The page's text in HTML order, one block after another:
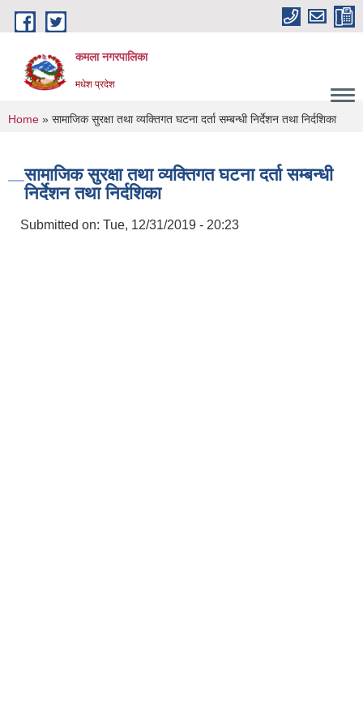
Skip to main content
कमला नगरपालिका
मधेश प्रदेश
You are here
Home » सामाजिक सुरक्षा तथा व्यक्तिगत घटना दर्ता सम्बन्धी निर्देशन तथा निर्दशिका
सामाजिक सुरक्षा तथा व्यक्तिगत घटना दर्ता सम्बन्धी
निर्देशन तथा निर्दशिका
Submitted on: Tue, 12/31/2019 - 20:23